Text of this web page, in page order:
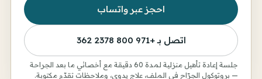
احجز عبر واتساب
اتصل بـ+971 800 2378 362
جلسة إعادة تأهيل منزلية لمدة 60 دقيقة مع أخصائي ما بعد الجراحة
— بروتوكول الجرّاح في الملف، علاج يدوي، وملاحظات تقدّم مكتوبة.